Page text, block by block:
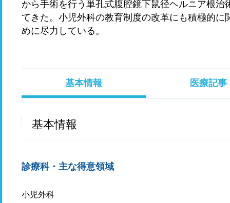
から手術を行う単孔式腹腔鏡下鼠径ヘルニア根
てきた。小児外科の教育制度の改革にも積極的
めに尽力している。
基本情報 医療記事
基本情報
診療科・主な得意領域
小児外科